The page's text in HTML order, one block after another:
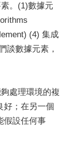
。(1)數據元
(4) 集成
談數據元素，
處理環境的複
；在另一個
設任何事